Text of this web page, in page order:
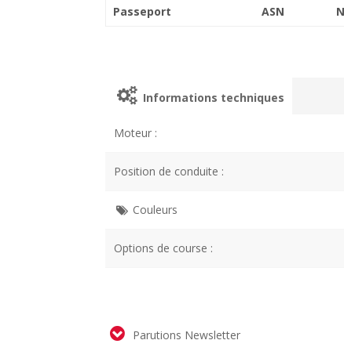
Passeport ASN
Informations techniques
Moteur :
Position de conduite :
Couleurs
Options de course :
Parutions Newsletter